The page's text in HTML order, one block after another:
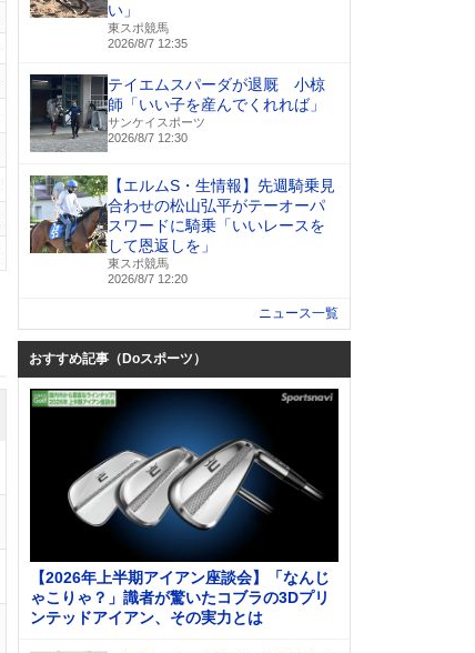
い」
東スポ競馬
2026/8/7 12:35
テイエムスパーダが退厩 小椋
師「いい子を産んでくれれば」
サンケイスポーツ
2026/8/7 12:30
【エルムS・生情報】先週騎乗見
合わせの松山弘平がテーオーパ
スワードに騎乗「いいレースを
して恩返しを」
東スポ競馬
2026/8/7 12:20
ニュース一覧
おすすめ記事（Doスポーツ）
【2026年上半期アイアン座談会】「なんじ
ゃこりゃ？」識者が驚いたコブラの3Dプリ
ンテッドアイアン、その実力とは